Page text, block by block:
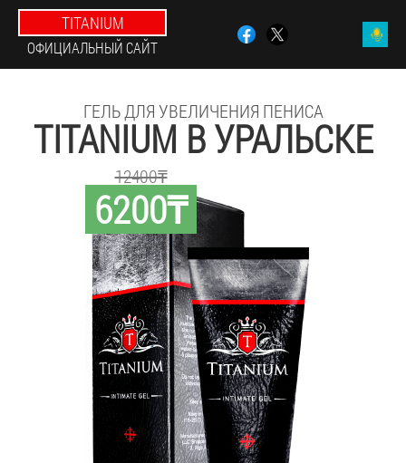
TITANIUM
ОФИЦИАЛЬНЫЙ САЙТ
ГЕЛЬ ДЛЯ УВЕЛИЧЕНИЯ ПЕНИСА
TITANIUM В УРАЛЬСКЕ
6200₸
12400₸